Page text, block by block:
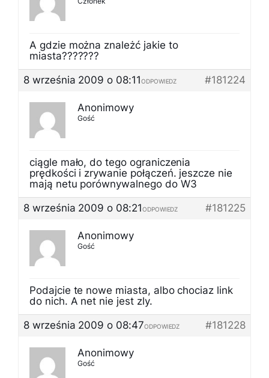
A gdzie można znależć jakie to
miasta???????
8 września 2009 o 08:11
#181224
ODPOWIEDZ
Anonimowy
Gość
ciągle mało, do tego ograniczenia
prędkości i zrywanie połączeń. jeszcze nie
mają netu porównywalnego do W3
8 września 2009 o 08:21
#181225
ODPOWIEDZ
Anonimowy
Gość
Podajcie te nowe miasta, albo chociaz link
do nich. A net nie jest zly.
8 września 2009 o 08:47
#181228
ODPOWIEDZ
Anonimowy
Gość